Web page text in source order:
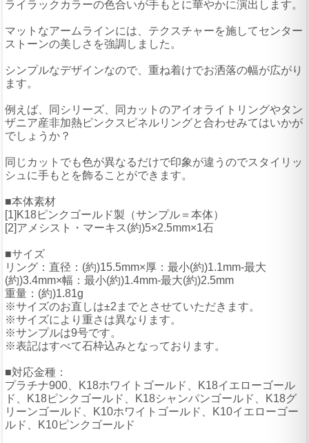
ライラックカラーの色合いが手もとに華やかに演出します。
マットなアームラインには、テクスチャーを施してセンター
ストーンの美しさを強調しました。
シンプルなデザインなので、重ね着けでお洒落の幅が広がり
ます。
例えば、同シリーズ、同カットのアイオライトリングやタン
ザニア産非加熱ピンクスピネルリングと合わせみてはいかが
でしょうか？
同じカットでも色が異なるだけで印象が違うのでスタイリッ
シュに手もとを飾ることができます。
■本体素材
[1]K18ピンクゴールド製（サンプル＝本体）
[2]アメシスト・マーキス(約)5×2.5mm×1石
■サイズ
リング：直径：(約)15.5mm×厚：最小(約)1.1mm-最大
(約)3.4mm×幅：最小(約)1.4mm-最大(約)2.5mm
重量：(約)1.81g
※サイズのお直しは±2までとさせていただきます。
※サイズにより重さは異なります。
※サンプルは9号です。
※表記はすべて石枠込みとなっております。
■対応金種：
プラチナ900、K18ホワイトゴールド、K18イエローゴール
ド、K18ピンクゴールド、K18シャンパンゴールド、K18グ
リーンゴールド、K10ホワイトゴールド、K10イエローゴー
ルド、K10ピンクゴールド